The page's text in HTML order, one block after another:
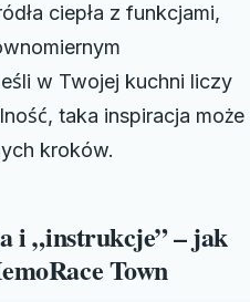
ciepła z funkcjami,
w Twojej kuchni liczy
taka inspiracja może
kroków.
i „instrukcje” – jak
Town